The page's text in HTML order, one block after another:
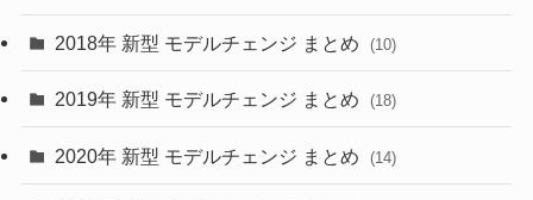
(30)
(27)
(10)
(35)
2018年 新型 モデルチェンジ まとめ (10)
2019年 新型 モデルチェンジ まとめ (18)
2020年 新型 モデルチェンジ まとめ (14)